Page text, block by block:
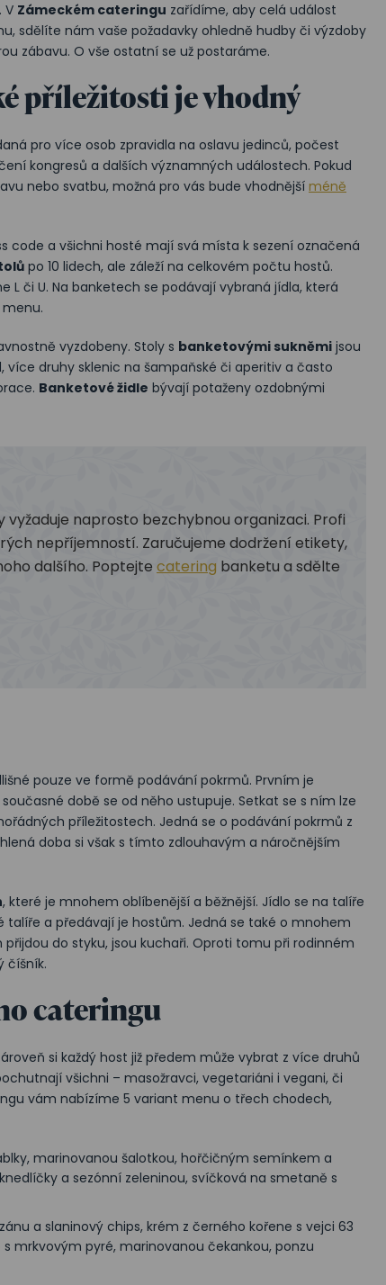
V Zámeckém cateringu zařídíme, aby celá událost
sdělíte nám vaše požadavky ohledně hudby či výzdoby
zábavu. O vše ostatní se už postaráme.
příležitosti je vhodný
pro více osob zpravidla na oslavu jedinců, počest
kongresů a dalších významných událostech. Pokud
nebo svatbu, možná pro vás bude vhodnějšíméně
code a všichni hosté mají svá místa k sezení označená
po 10 lidech, ale záleží na celkovém počtu hostů.
L či U. Na banketech se podávají vybraná jídla, která
vyzdobeny. Stoly s banketovými sukněmi jsou
druhy sklenic na šampaňské či aperitiv a často
Banketové židle bývají potaženy ozdobnými
naprosto bezchybnou organizaci. Profi
nepříjemností. Zaručujeme dodržení etikety,
dalšího. Poptejte catering banketu a sdělte
pouze ve formě podávání pokrmů. Prvním je
době se od něho ustupuje. Setkat se s ním lze
příležitostech. Jedná se o podávání pokrmů z
doba si však s tímto zdlouhavým a náročnějším
, které je mnohem oblíbenější a běžnější. Jídlo se na talíře
talíře a předávají je hostům. Jedná se také o mnohem
do styku, jsou kuchaři. Oproti tomu při rodinném
číšník.
cateringu
si každý host již předem může vybrat z více druhů
všichni – masožravci, vegetariáni i vegani, či
vám nabízíme 5 variant menu o třech chodech,
marinovanou šalotkou, hořčičným semínkem a
a sezónní zeleninou, svíčková na smetaně s
a slaninový chips, krém z černého kořene s vejci 63
mrkvovým pyré, marinovanou čekankou, ponzu